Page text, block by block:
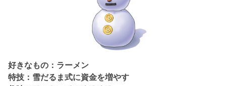
好きなもの：ラーメン
特技：雪だるま式に資金を増やす